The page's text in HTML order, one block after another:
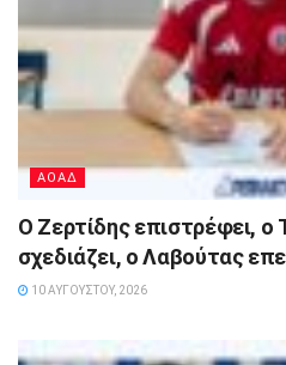
ΑΟΑΔ
Ο Ζερτίδης επιστρέφει,
σχεδιάζει, ο Λαβούτας
10 ΑΥΓΟΎΣΤΟΥ, 2026